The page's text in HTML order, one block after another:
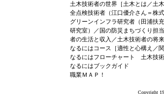
土木技術者の世界［土木とは／土
全点検技術者（江口優介さん＝株
グリーンインフラ研究者（田浦扶
研究室）／国の防災まちづくり担
者の生活と収入／土木技術者の将来
なるにはコース［適性と心構え／
なるにはフローチャート 土木技
なるにはブックガイド
職業ＭＡＰ！
Copyright